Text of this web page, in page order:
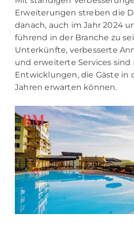
Erweiterungen streben die
danach, auch im Jahr 2024
führend in der Branche zu
Unterkünfte, verbesserte
und erweiterte Services sind
Entwicklungen, die Gäste in
Jahren erwarten können.